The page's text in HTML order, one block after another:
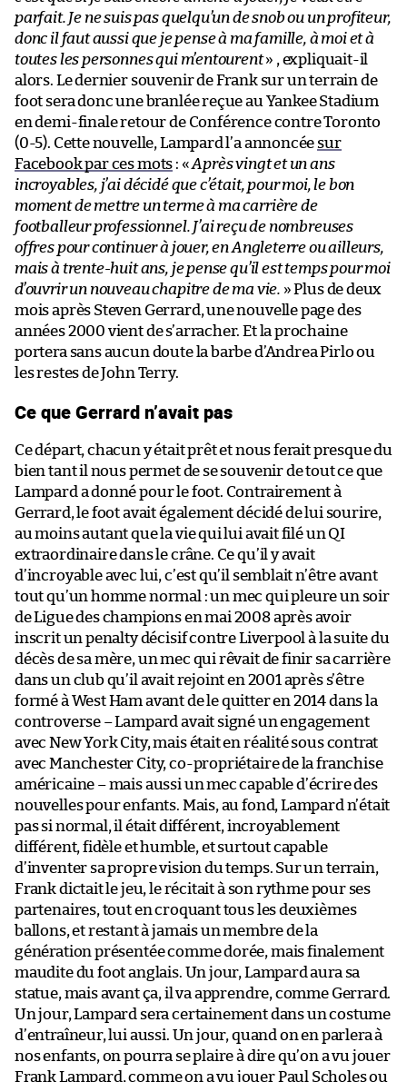
parfait. Je ne suis pas quelqu’un de snob ou un profiteur,
donc il faut aussi que je pense à ma famille, à moi et à
toutes les personnes qui m’entourent» , expliquait-il
alors. Le dernier souvenir de Frank sur un terrain de
foot sera donc une branlée reçue au Yankee Stadium
en demi-finale retour de Conférence contre Toronto
(0-5). Cette nouvelle, Lampard l’a annoncée sur
Facebook par ces mots : «Après vingt et un ans
incroyables, j’ai décidé que c’était, pour moi, le bon
moment de mettre un terme à ma carrière de
footballeur professionnel. J’ai reçu de nombreuses
offres pour continuer à jouer, en Angleterre ou ailleurs,
mais à trente-huit ans, je pense qu’il est temps pour moi
d’ouvrir un nouveau chapitre de ma vie. » Plus de deux
mois après Steven Gerrard, une nouvelle page des
années 2000 vient de s’arracher. Et la prochaine
portera sans aucun doute la barbe d’Andrea Pirlo ou
les restes de John Terry.
Ce que Gerrard n’avait pas
Ce départ, chacun y était prêt et nous ferait presque du
bien tant il nous permet de se souvenir de tout ce que
Lampard a donné pour le foot. Contrairement à
Gerrard, le foot avait également décidé de lui sourire,
au moins autant que la vie qui lui avait filé un QI
extraordinaire dans le crâne. Ce qu’il y avait
d’incroyable avec lui, c’est qu’il semblait n’être avant
tout qu’un homme normal : un mec qui pleure un soir
de Ligue des champions en mai 2008 après avoir
inscrit un penalty décisif contre Liverpool à la suite du
décès de sa mère, un mec qui rêvait de finir sa carrière
dans un club qu’il avait rejoint en 2001 après s’être
formé à West Ham avant de le quitter en 2014 dans la
controverse – Lampard avait signé un engagement
avec New York City, mais était en réalité sous contrat
avec Manchester City, co-propriétaire de la franchise
américaine – mais aussi un mec capable d’écrire des
nouvelles pour enfants. Mais, au fond, Lampard n’était
pas si normal, il était différent, incroyablement
différent, fidèle et humble, et surtout capable
d’inventer sa propre vision du temps. Sur un terrain,
Frank dictait le jeu, le récitait à son rythme pour ses
partenaires, tout en croquant tous les deuxièmes
ballons, et restant à jamais un membre de la
génération présentée comme dorée, mais finalement
maudite du foot anglais. Un jour, Lampard aura sa
statue, mais avant ça, il va apprendre, comme Gerrard.
Un jour, Lampard sera certainement dans un costume
d’entraîneur, lui aussi. Un jour, quand on en parlera à
nos enfants, on pourra se plaire à dire qu’on a vu jouer
Frank Lampard, comme on a vu jouer Paul Scholes ou